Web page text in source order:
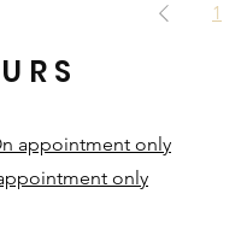
1
appointment only
only